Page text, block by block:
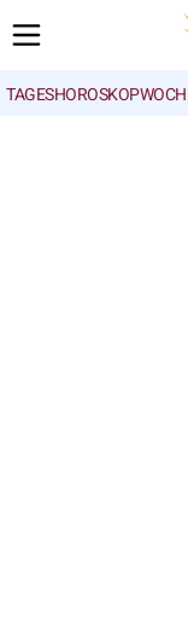
TAGESHOROSKOP